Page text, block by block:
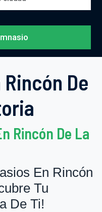
De
Rincón De La
En Rincón
Tu
De Ti!